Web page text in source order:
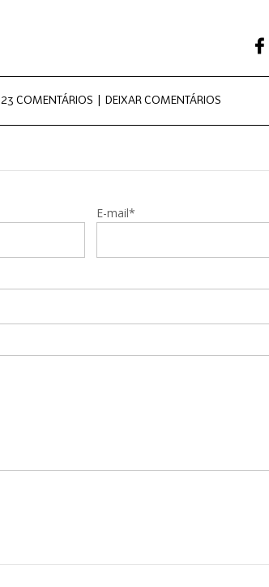
23 COMENTÁRIOS | DEIXAR COMENTÁRIOS
E-mail*